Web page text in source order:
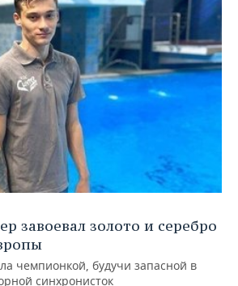
завоевал золото и серебро
чемпионкой, будучи запасной в
синхронисток